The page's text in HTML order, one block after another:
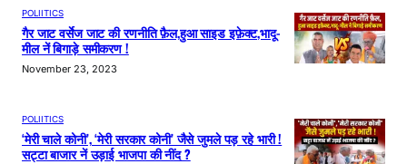
POLIITICS
गैर जाट वर्सेज जाट की रणनीति फ़ैल,हुआ साइड इफ़ेक्ट,भादू-
मील नें बिगाड़े समीकरण !
November 23, 2023
POLIITICS
‘मेरी चाले कोनी’, ‘मेरी सरकार कोनी’ जैसे जुमले पड़ रहे भारी !
सट्टा बाजार नें उड़ाई भाजपा की नींद ?